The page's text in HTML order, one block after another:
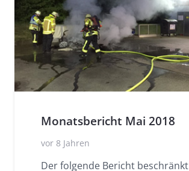
Monatsbericht Mai 2018
vor 8 Jahren
Der folgende Bericht